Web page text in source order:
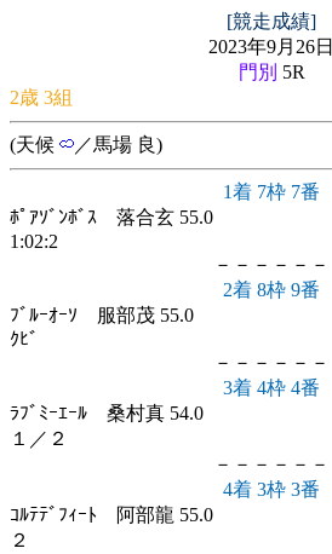
[競走成績]
2023年9月26日
門別 5R
2歳 3組
(天候 ／馬場 良)
1着 7枠 7番
ﾎﾟｱｿﾞﾝﾎﾞｽ 落合玄 55.0
1:02:2
－－－－－－
2着 8枠 9番
ﾌﾞﾙｰｵｰｿ 服部茂 55.0
ｸﾋﾞ
－－－－－－
3着 4枠 4番
ﾗﾌﾞﾐｰｴｰﾙ 桑村真 54.0
１／２
－－－－－－
4着 3枠 3番
ｺﾙﾃﾃﾞﾌｨｰﾄ 阿部龍 55.0
２